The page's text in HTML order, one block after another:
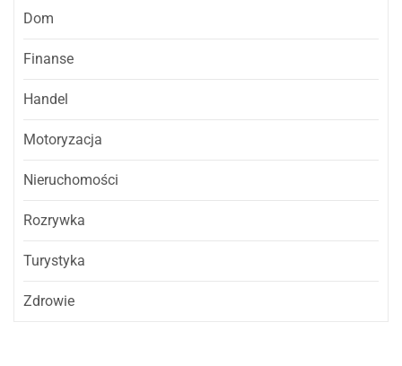
Dom
Finanse
Handel
Motoryzacja
Nieruchomości
Rozrywka
Turystyka
Zdrowie